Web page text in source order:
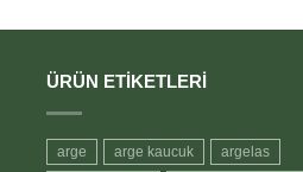
ÜRÜN ETIKETLERI
arge arge kaucuk
argelas